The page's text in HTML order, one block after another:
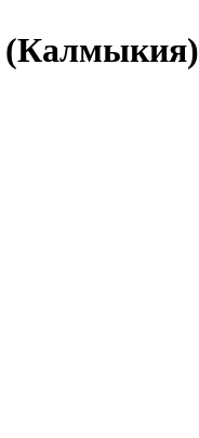
(Калмыкия)